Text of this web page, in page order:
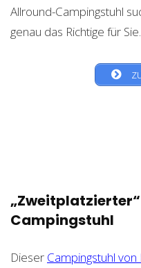
Allround-Campingstuhl
genau das Richtige für Sie.
Campingstuhl
Dieser Campingstuhl von